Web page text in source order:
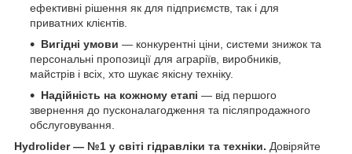
ефективні рішення як для підприємств, так і для
приватних клієнтів.
Вигідні умови — конкурентні ціни, системи знижок та
персональні пропозиції для аграріїв, виробників,
майстрів і всіх, хто шукає якісну техніку.
Надійність на кожному етапі — від першого
звернення до пусконалагодження та післяпродажного
обслуговування.
Hydrolider — №1 у світі гідравліки та техніки. Довіряйте